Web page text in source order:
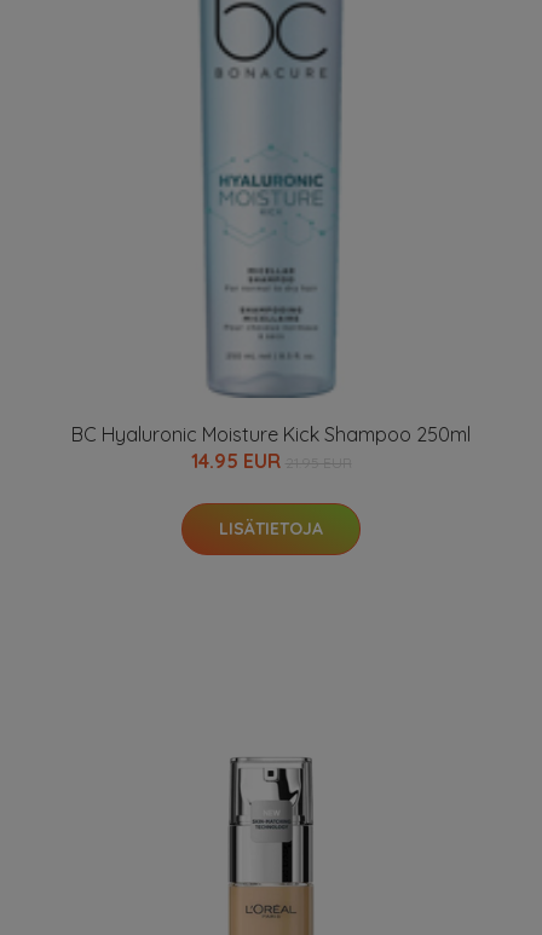
BC Hyaluronic Moisture Kick Shampoo 250ml
14.95 EUR
LISÄTIETOJA